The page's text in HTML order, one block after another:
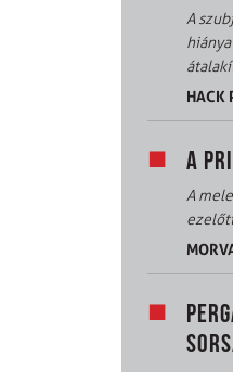
A
HACK
A
A